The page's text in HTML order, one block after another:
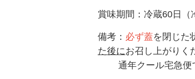
賞味期間：冷蔵60日（
備考： 必ず蓋を閉じた
た後にお召し上がりく
通年クール宅急便